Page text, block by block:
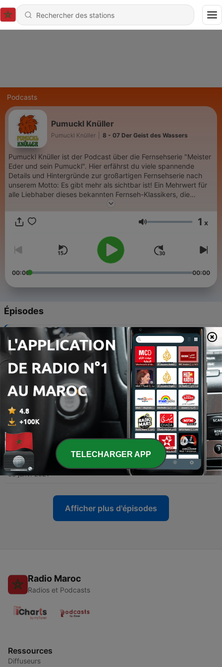
Podcasts
Pumuckl Knüller
Pumuckl Knüller 8 - 07 Der Geist des Wassers
Pumuckl Knüller ist der Podcast über die Fernsehserie "Meister
Eder und sein Pumuckl". Hier erfährst du viele spannende
Details und Hintergründe zur großartigen Fernsehserie nach
unserem Motto: Es gibt mehr als sichtbar ist! Ein Mehrwert für
alle Liebhaber dieses bekannten Fernseh-Klassikers, die
einfach mehr über Pumuckl wissen wollen.
www.instagram.com/pumucklknueller/
Volume 1 x
00:00 00:00
Épisodes
8 07 Der Geist des Wassers
13 avr. 2021
7 - 06 Pumuckl macht Ferien
6 - 05 Die abergläubische Putzfrau
25 févr. 2021
04 Das Schloßgespenst
28 janv. 2021
4 - 03 Das neue Badezimmer
08 janv. 2021
Afficher plus d'épisodes
Radio Maroc
Radios et Podcasts
Ressources
Diffuseurs
TELECHARGER APP